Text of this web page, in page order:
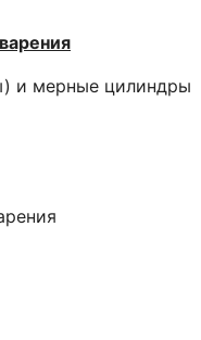
и мерные цилиндры